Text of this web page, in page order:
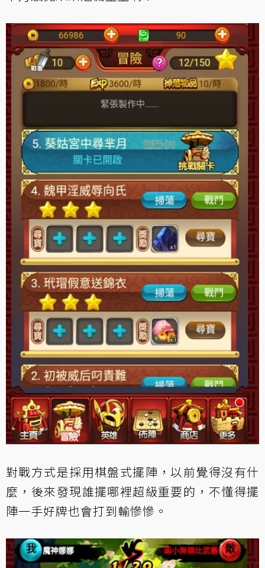
對戰方式是採用棋盤式擺陣，以前覺得沒有什
麼，後來發現誰擺哪裡超級重要的，不懂得擺
陣一手好牌也會打到輸慘慘。